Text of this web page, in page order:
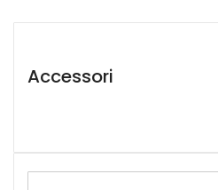
Accessori